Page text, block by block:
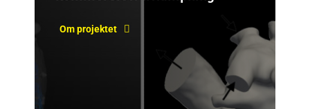
Om projektet